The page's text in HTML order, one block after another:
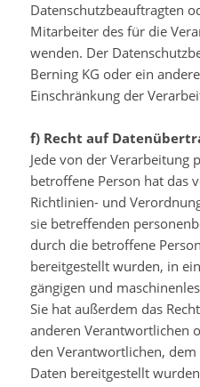
Datenschutzbeauftragten
Mitarbeiter des für die
wenden. Der
Berning KG oder ein
Einschränkung der
f) Recht auf
Jede von der Verarbeitung
betroffene Person hat das
Richtlinien- und
sie betreffenden
durch die betroffene
bereitgestellt wurden, in
gängigen und
Sie hat außerdem das
anderen Verantwortlichen
den Verantwortlichen,
Daten bereitgestellt